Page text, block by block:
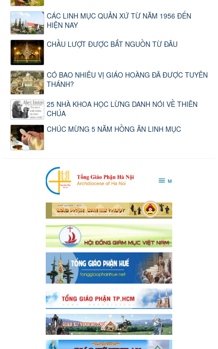
CÁC LINH MỤC QUẢN XỨ TỪ NĂM 1956 ĐẾN
HIỆN NAY
CHẦU LƯỢT ĐƯỢC BẮT NGUỒN TỪ ĐÂU
CÓ BAO NHIÊU VỊ GIÁO HOÀNG ĐÃ ĐƯỢC TUYÊN
THÁNH?
25 NHÀ KHOA HỌC LỪNG DANH NÓI VỀ THIÊN
CHÚA
CHÚC MỪNG 5 NĂM HỒNG ÂN LINH MỤC